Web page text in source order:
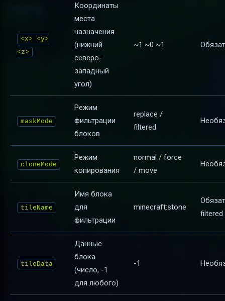
<x> <y>
<z>
Координаты
места
назначения
(нижний
северо-
западный
угол)
~1 ~0 ~1
maskMode
Режим
фильтрации
блоков
replace /
filtered
cloneMode
Режим
копирования
normal / force
/ move
tileName
Имя блока
для
фильтрации
minecraft:stone
filtered
tileData
Данные
блока
(число, -1
для любого)
-1